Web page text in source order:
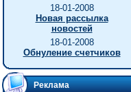
18-01-2008
Новая рассылка
новостей
18-01-2008
Обнуление счетчиков
Реклама